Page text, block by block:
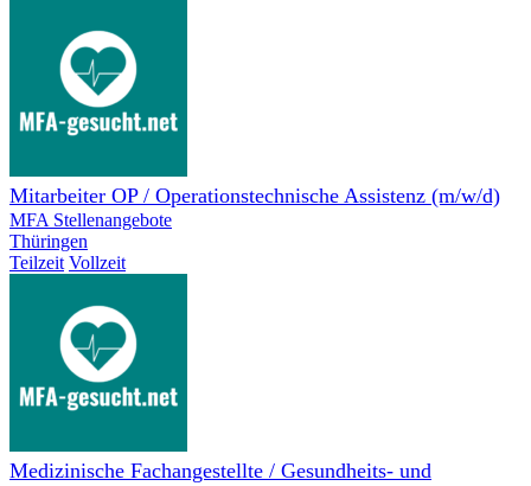
Mitarbeiter OP / Operationstechnische Assistenz (m/w/d)
MFA Stellenangebote
Thüringen
Teilzeit Vollzeit
Medizinische Fachangestellte / Gesundheits- und